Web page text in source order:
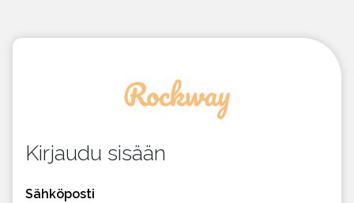
Kirjaudu sisään
Sähköposti